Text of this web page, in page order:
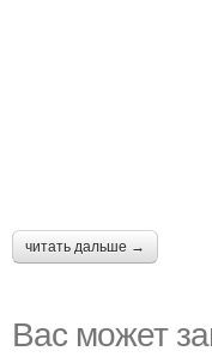
читать дальше →
Вас может